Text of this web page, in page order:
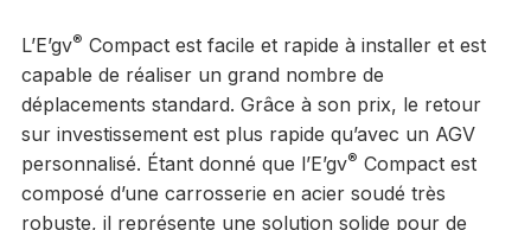
L’E’gv® Compact est facile et rapide à installer et est
capable de réaliser un grand nombre de
déplacements standard. Grâce à son prix, le retour
sur investissement est plus rapide qu’avec un AGV
personnalisé. Étant donné que l’E’gv® Compact est
composé d’une carrosserie en acier soudé très
robuste, il représente une solution solide pour de